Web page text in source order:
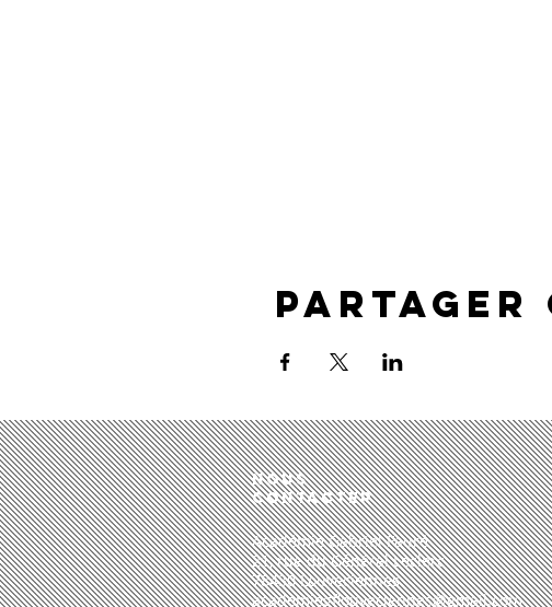
Partager
Nous
CONTACTER
Académie Gabriel Fauré
21, rue du Général Leclerc
78430 Louveciennes​
academiegflouveciennes@gmail.com